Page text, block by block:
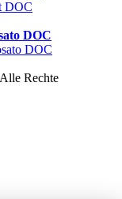
DOC
Rechte